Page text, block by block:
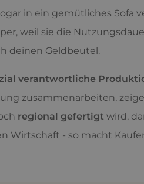
in ein gemütliches Sofa
weil sie die
deinen Geldbeutel.
verantwortliche
zusammenarbeiten,
regional gefertigt wird,
Wirtschaft - so macht